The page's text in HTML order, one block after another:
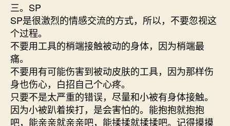
三。SP
SP是很激烈的情感交流的方式，所以，不要忽视这
个过程。
不要用工具的梢端接触被动的身体，因为梢端最
痛。
不要用有可能伤害到被动皮肤的工具，因为那样伤
身也伤心，白招自己个心疼。
只要不是太严重的错误，尽量和小被有身体接触。
因为小被趴着挨打，是会害怕的。能抱抱就抱抱
吧，能亲亲就亲亲吧，能揉揉就揉揉吧。记得摸摸